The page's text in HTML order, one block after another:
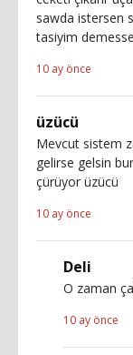
sawda istersen
tasiyim
10 ay önce
üzücü
Mevcut sistem
gelirse gelsin
çürüyor üzücü
10 ay önce
Deli
O zaman
10 ay önce